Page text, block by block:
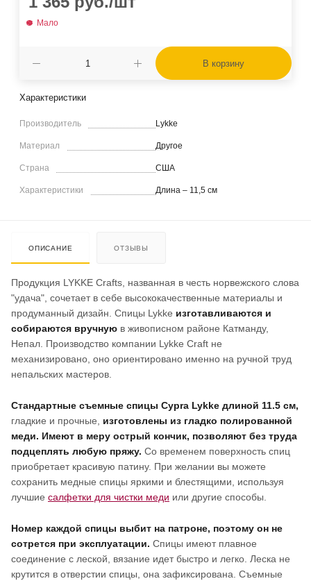
Мало
В корзину
Характеристики
Производитель Lykke
Материал Другое
Страна США
Характеристики Длина – 11,5 см
ОПИСАНИЕ ОТЗЫВЫ
Продукция LYKKE Crafts, названная в честь норвежского слова
"удача", сочетает в себе высококачественные материалы и
продуманный дизайн. Спицы Lykke изготавливаются и
собираются вручную в живописном районе Катманду,
Непал. Производство компании Lykke Craft не
механизировано, оно ориентировано именно на ручной труд
непальских мастеров.
Cтандартные съемные спицы Cypra Lykke длиной 11.5 см,
гладкие и прочные,
изготовлены из гладко полированной
меди. Имеют в меру острый кончик, позволяют без труда
подцеплять любую пряжу. Со временем поверхность спиц
приобретает красивую патину. При желании вы можете
сохранить медные спицы яркими и блестящими, используя
лучшие салфетки для чистки меди или другие способы.
Номер каждой спицы выбит на патроне, поэтому он не
сотрется при эксплуатации. Спицы имеют плавное
соединение с леской, вязание идет быстро и легко. Леска не
крутится в отверстии спицы, она зафиксирована. Съемные